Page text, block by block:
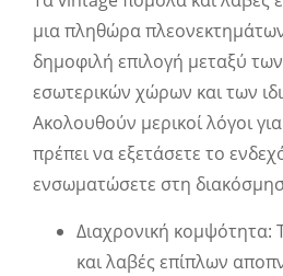
μια πληθώρα
δημοφιλή επιλογή μεταξύ
εσωτερικών χώρων και των
Ακολουθούν μερικοί λόγοι
πρέπει να εξετάσετε το
ενσωματώσετε στη
Διαχρονική
και λαβές επίπλων